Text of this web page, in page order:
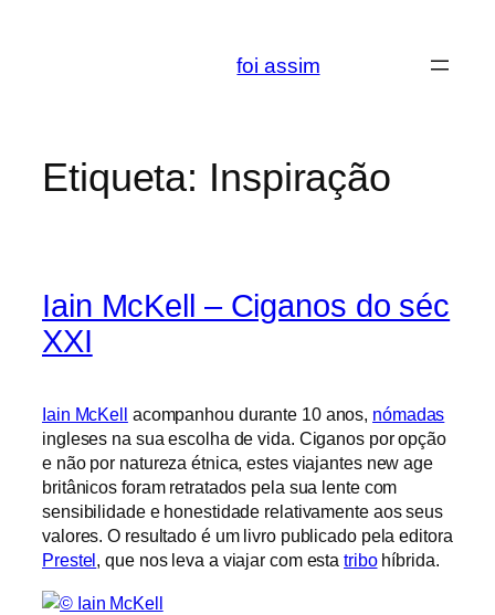
foi assim
Etiqueta: Inspiração
Iain McKell – Ciganos do séc
XXI
Iain McKell acompanhou durante 10 anos, nómadas
ingleses na sua escolha de vida. Ciganos por opção
e não por natureza étnica, estes viajantes new age
britânicos foram retratados pela sua lente com
sensibilidade e honestidade relativamente aos seus
valores. O resultado é um livro publicado pela editora
Prestel , que nos leva a viajar com estatribohíbrida.